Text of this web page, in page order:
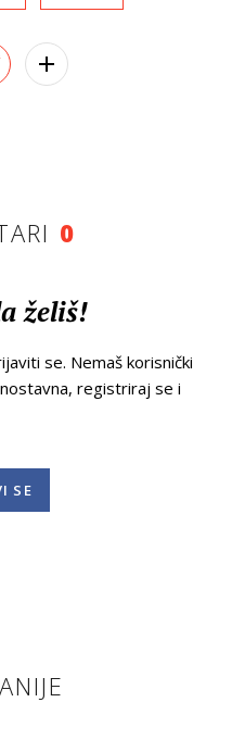
0
želiš!
se. Nemaš korisnički
registriraj se i
SE